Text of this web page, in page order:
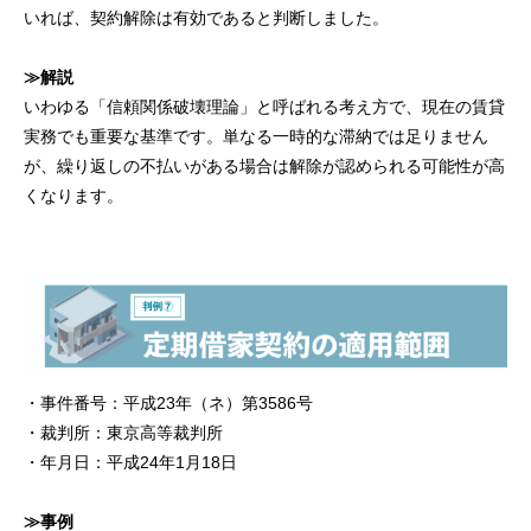
いれば、契約解除は有効であると判断しました。
≫解説
いわゆる「信頼関係破壊理論」と呼ばれる考え方で、現在の賃貸
実務でも重要な基準です。単なる一時的な滞納では足りません
が、繰り返しの不払いがある場合は解除が認められる可能性が高
くなります。
・事件番号：平成23年（ネ）第3586号
・裁判所：東京高等裁判所
・年月日：平成24年1月18日
≫事例